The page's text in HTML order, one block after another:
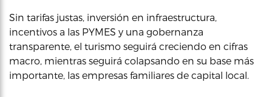
Sin tarifas justas, inversión en infraestructura,
incentivos a las PYMES y una gobernanza
transparente, el turismo seguirá creciendo en cifras
macro, mientras seguirá colapsando en su base más
importante, las empresas familiares de capital local.